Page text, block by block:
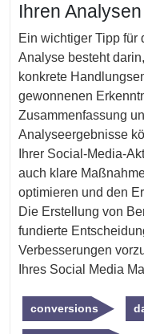
Ihren
Ein wichtiger Tipp für
Analyse besteht
konkrete
gewonnenen
Zusammenfassung
Analyseergebnisse
Ihrer Social-Media-
auch klare
optimieren und den
Die Erstellung von
fundierte
Verbesserungen
Ihres Social Media
conversions